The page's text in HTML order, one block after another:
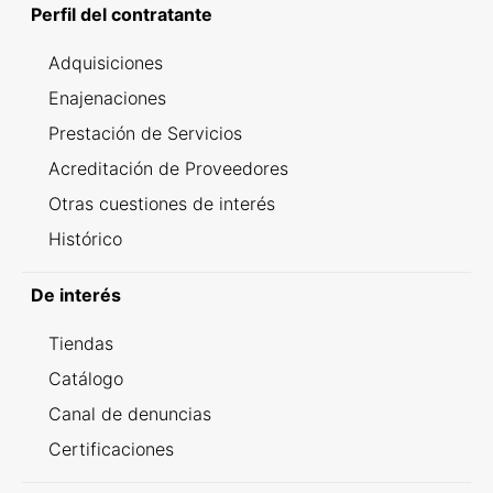
Perfil del contratante
Adquisiciones
Enajenaciones
Prestación de Servicios
Acreditación de Proveedores
Otras cuestiones de interés
Histórico
De interés
Tiendas
Catálogo
Canal de denuncias
Certificaciones